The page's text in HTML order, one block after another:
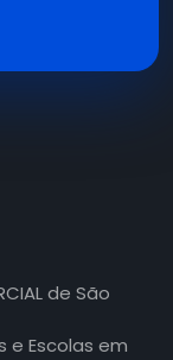
de São
e Escolas em